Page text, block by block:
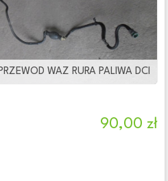
WAZ RURA PALIWA DCI
90,00 zł